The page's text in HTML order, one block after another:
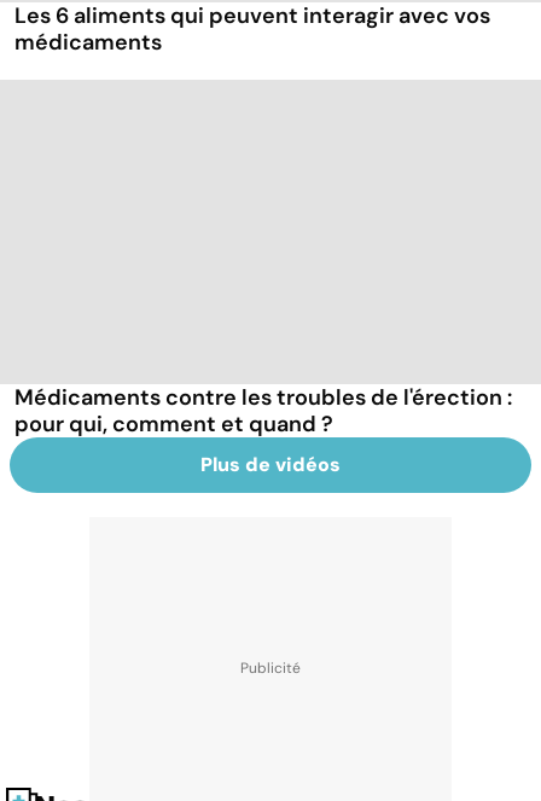
Les 6 aliments qui peuvent interagir avec vos
médicaments
Médicaments contre les troubles de l'érection :
pour qui, comment et quand ?
Plus de vidéos